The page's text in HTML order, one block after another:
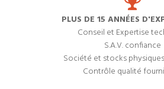
PLUS DE 15 ANNÉES
Conseil et Expertise
S.A.V. confiance
Société et stocks
Contrôle qualité